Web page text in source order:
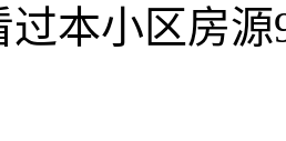
过本小区房